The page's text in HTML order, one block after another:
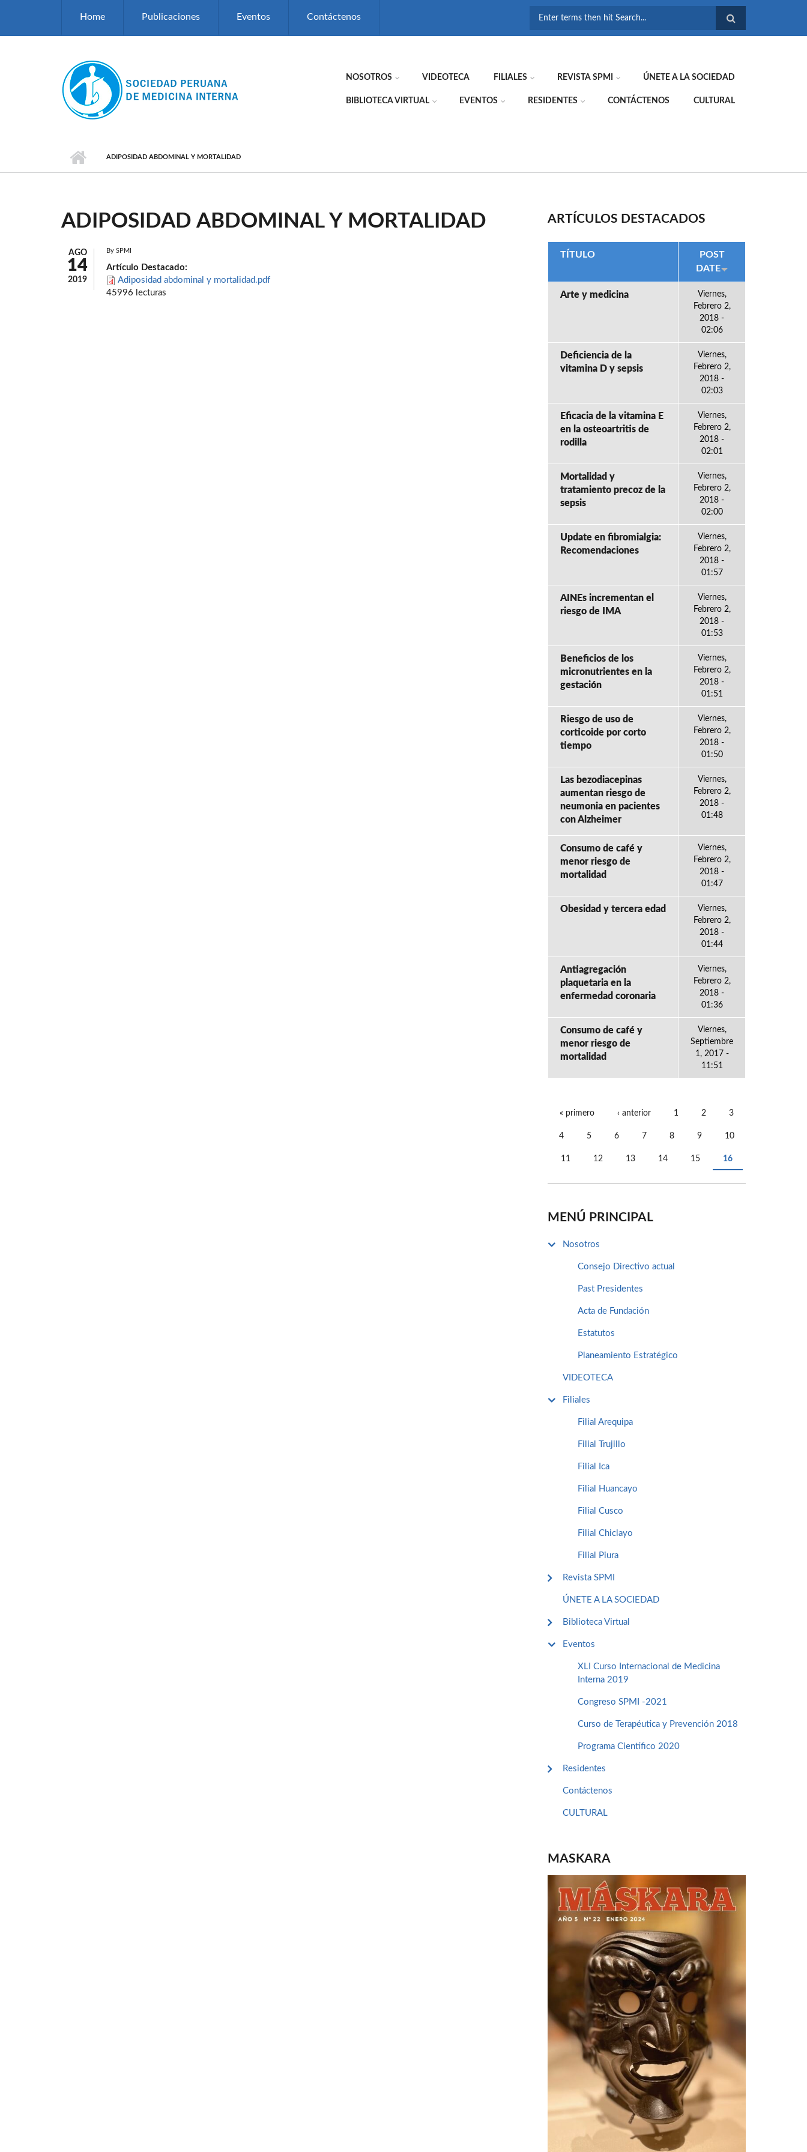
Home Publicaciones Eventos Contáctenos
NOSOTROS VIDEOTECA FILIALES REVISTA SPMI ÚNETE A LA SOCIEDAD
BIBLIOTECA VIRTUAL EVENTOS RESIDENTES CONTÁCTENOS CULTURAL
ADIPOSIDAD ABDOMINAL Y MORTALIDAD
ADIPOSIDAD ABDOMINAL Y MORTALIDAD
AGO
14
2019
By SPMI
Artículo Destacado:
Adiposidad abdominal y mortalidad.pdf
45996 lecturas
ARTÍCULOS DESTACADOS
TÍTULO
POST
DATE
Arte y medicina
Viernes,
Febrero 2,
2018 -
02:06
Deficiencia de la
vitamina D y sepsis
Viernes,
Febrero 2,
2018 -
02:03
Eficacia de la vitamina E
en la osteoartritis de
rodilla
Viernes,
Febrero 2,
2018 -
02:01
Mortalidad y
tratamiento precoz de la
sepsis
Viernes,
Febrero 2,
2018 -
02:00
Update en fibromialgia:
Recomendaciones
Viernes,
Febrero 2,
2018 -
01:57
AINEs incrementan el
riesgo de IMA
Viernes,
Febrero 2,
2018 -
01:53
Beneficios de los
micronutrientes en la
gestación
Viernes,
Febrero 2,
2018 -
01:51
Riesgo de uso de
corticoide por corto
tiempo
Viernes,
Febrero 2,
2018 -
01:50
Las bezodiacepinas
aumentan riesgo de
neumonia en pacientes
con Alzheimer
Viernes,
Febrero 2,
2018 -
01:48
Consumo de café y
menor riesgo de
mortalidad
Viernes,
Febrero 2,
2018 -
01:47
Obesidad y tercera edad
Viernes,
Febrero 2,
2018 -
01:44
Antiagregación
plaquetaria en la
enfermedad coronaria
Viernes,
Febrero 2,
2018 -
01:36
Consumo de café y
menor riesgo de
mortalidad
Viernes,
Septiembre
1, 2017 -
11:51
« primero ‹ anterior 1 2 3
4 5 6 7 8 9 10
11 12 13 14 15 16
MENÚ PRINCIPAL
Nosotros
Consejo Directivo actual
Past Presidentes
Acta de Fundación
Estatutos
Planeamiento Estratégico
VIDEOTECA
Filiales
Filial Arequipa
Filial Trujillo
Filial Ica
Filial Huancayo
Filial Cusco
Filial Chiclayo
Filial Piura
Revista SPMI
ÚNETE A LA SOCIEDAD
Biblioteca Virtual
Eventos
XLI Curso Internacional de Medicina
Interna 2019
Congreso SPMI -2021
Curso de Terapéutica y Prevención 2018
Programa Cientifico 2020
Residentes
Contáctenos
CULTURAL
MASKARA